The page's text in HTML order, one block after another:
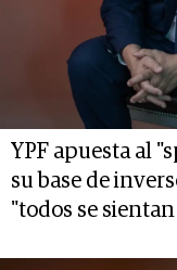
YPF apuesta al
su base de
"todos se